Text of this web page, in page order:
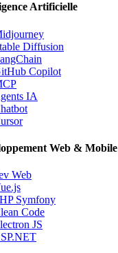
Artificielle
Diffusion
Copilot
IA
Web & Mobile
Web
Symfony
Code
JS